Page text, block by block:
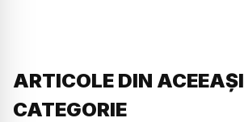
ARTICOLE DIN ACEEAȘI
CATEGORIE